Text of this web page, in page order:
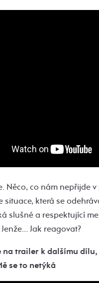
Něco, co nám nepřijde
situace, která se
slušné a respektující
Jak reagovat?
na trailer k dalšímu
se to netýká